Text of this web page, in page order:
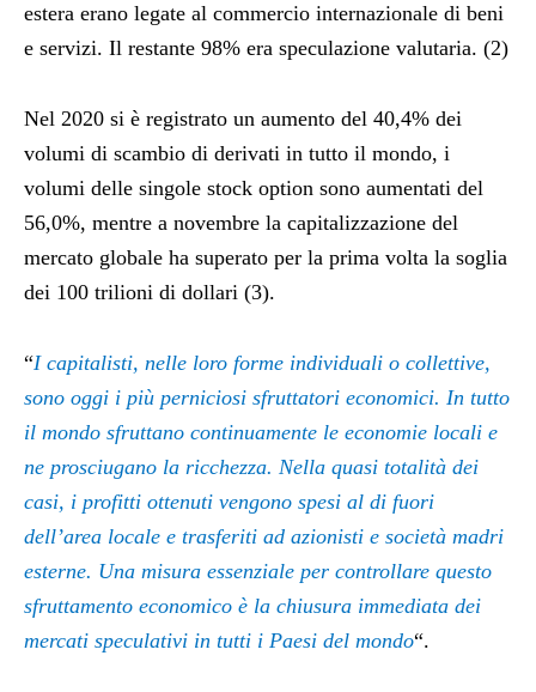
estera erano legate al commercio internazionale di beni
e servizi. Il restante 98% era speculazione valutaria. (2)
Nel 2020 si è registrato un aumento del 40,4% dei
volumi di scambio di derivati in tutto il mondo, i
volumi delle singole stock option sono aumentati del
56,0%, mentre a novembre la capitalizzazione del
mercato globale ha superato per la prima volta la soglia
dei 100 trilioni di dollari (3).
“I capitalisti, nelle loro forme individuali o collettive,
sono oggi i più perniciosi sfruttatori economici. In tutto
il mondo sfruttano continuamente le economie locali e
ne prosciugano la ricchezza. Nella quasi totalità dei
casi, i profitti ottenuti vengono spesi al di fuori
dell’area locale e trasferiti ad azionisti e società madri
esterne. Una misura essenziale per controllare questo
sfruttamento economico è la chiusura immediata dei
mercati speculativi in tutti i Paesi del mondo“.